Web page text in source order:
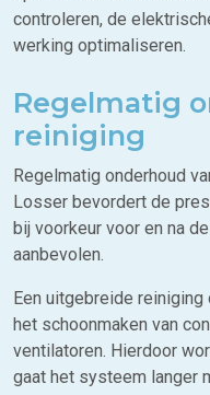
controleren, de
werking optimaliseren.
Regelmatig
reiniging
Regelmatig onderhoud
Losser bevordert de
bij voorkeur voor en na
aanbevolen.
Een uitgebreide
het schoonmaken van
ventilatoren. Hierdoor
gaat het systeem langer